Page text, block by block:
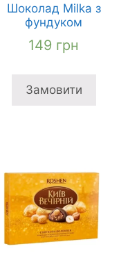
Шоколад Milka з
фундуком
149 грн
Замовити